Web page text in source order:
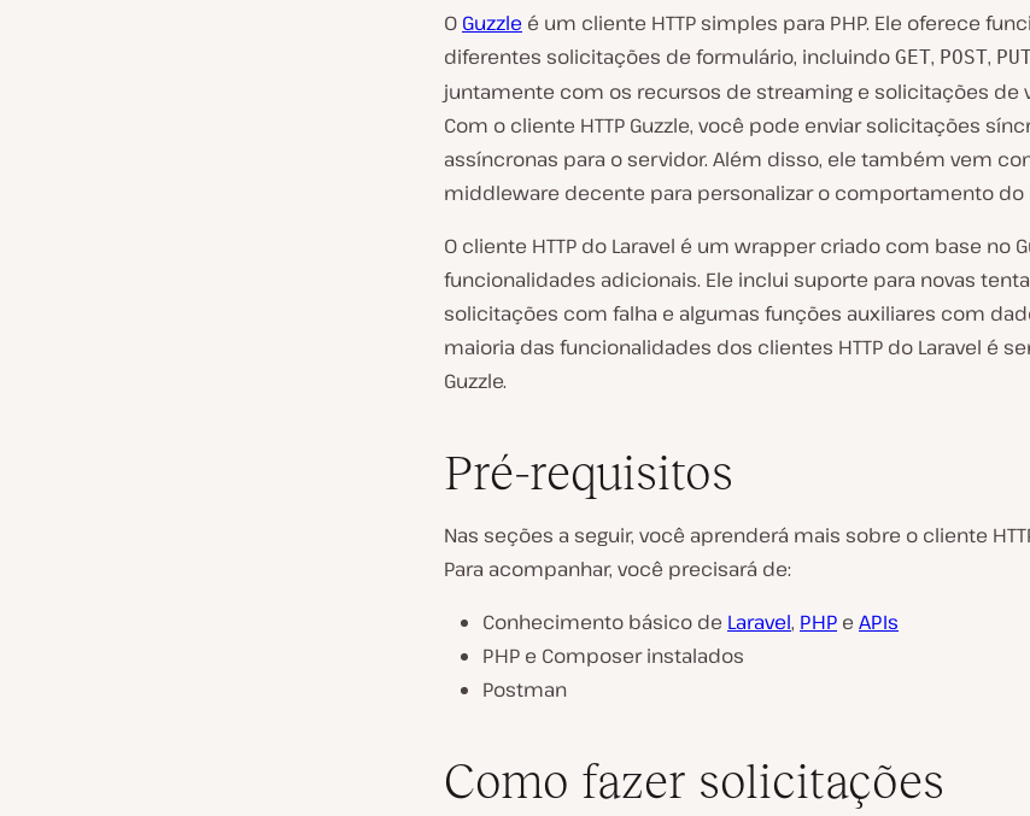
O Guzzle é um cliente HTTP simples para PHP. Ele oferece
diferentes solicitações de formulário, incluindo GET, POST,
juntamente com os recursos de streaming e solicitações de
Com o cliente HTTP Guzzle, você pode enviar solicitações
assíncronas para o servidor. Além disso, ele também vem
middleware decente para personalizar o comportamento do
O cliente HTTP do Laravel é um wrapper criado com base no
funcionalidades adicionais. Ele inclui suporte para novas
solicitações com falha e algumas funções auxiliares com
maioria das funcionalidades dos clientes HTTP do Laravel é
Guzzle.
Pré-requisitos
Nas seções a seguir, você aprenderá mais sobre o cliente
Para acompanhar, você precisará de:
Conhecimento básico de Laravel, PHP e APIs
PHP e Composer instalados
Postman
Como fazer solicitações